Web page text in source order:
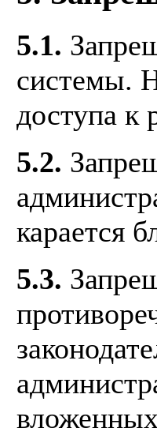
5.1.
системы.
доступа к
5.2.
карается
5.3.